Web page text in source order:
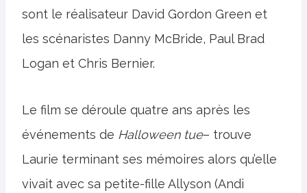
sont le réalisateur David Gordon Green et
les scénaristes Danny McBride, Paul Brad
Logan et Chris Bernier.
Le film se déroule quatre ans après les
événements de Halloween tue– trouve
Laurie terminant ses mémoires alors qu’elle
vivait avec sa petite-fille Allyson (Andi